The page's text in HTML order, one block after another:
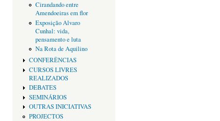
Cirandando entre
Amendoeiras em flor
Exposição Alvaro
Cunhal: vida,
pensamento e luta
Na Rota de Aquilino
CONFERÊNCIAS
CURSOS LIVRES
REALIZADOS
DEBATES
SEMINÁRIOS
OUTRAS INICIATIVAS
PROJECTOS